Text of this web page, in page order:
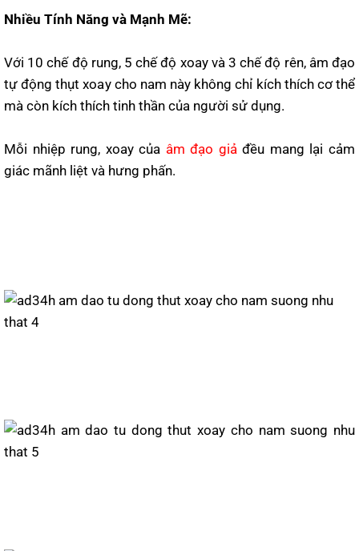
Nhiều Tính Năng và Mạnh Mẽ:
Với 10 chế độ rung, 5 chế độ xoay và 3 chế độ rên, âm đạo
tự động thụt xoay cho nam này không chỉ kích thích cơ thể
mà còn kích thích tinh thần của người sử dụng.
Mỗi nhiệp rung, xoay của âm đạo giảđều mang lại cảm
giác mãnh liệt và hưng phấn.